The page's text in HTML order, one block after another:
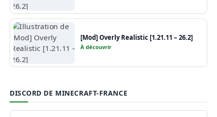
[Mod] Overly Realistic [1.21.11 – 26.2]
À découvrir
DISCORD DE MINECRAFT-FRANCE